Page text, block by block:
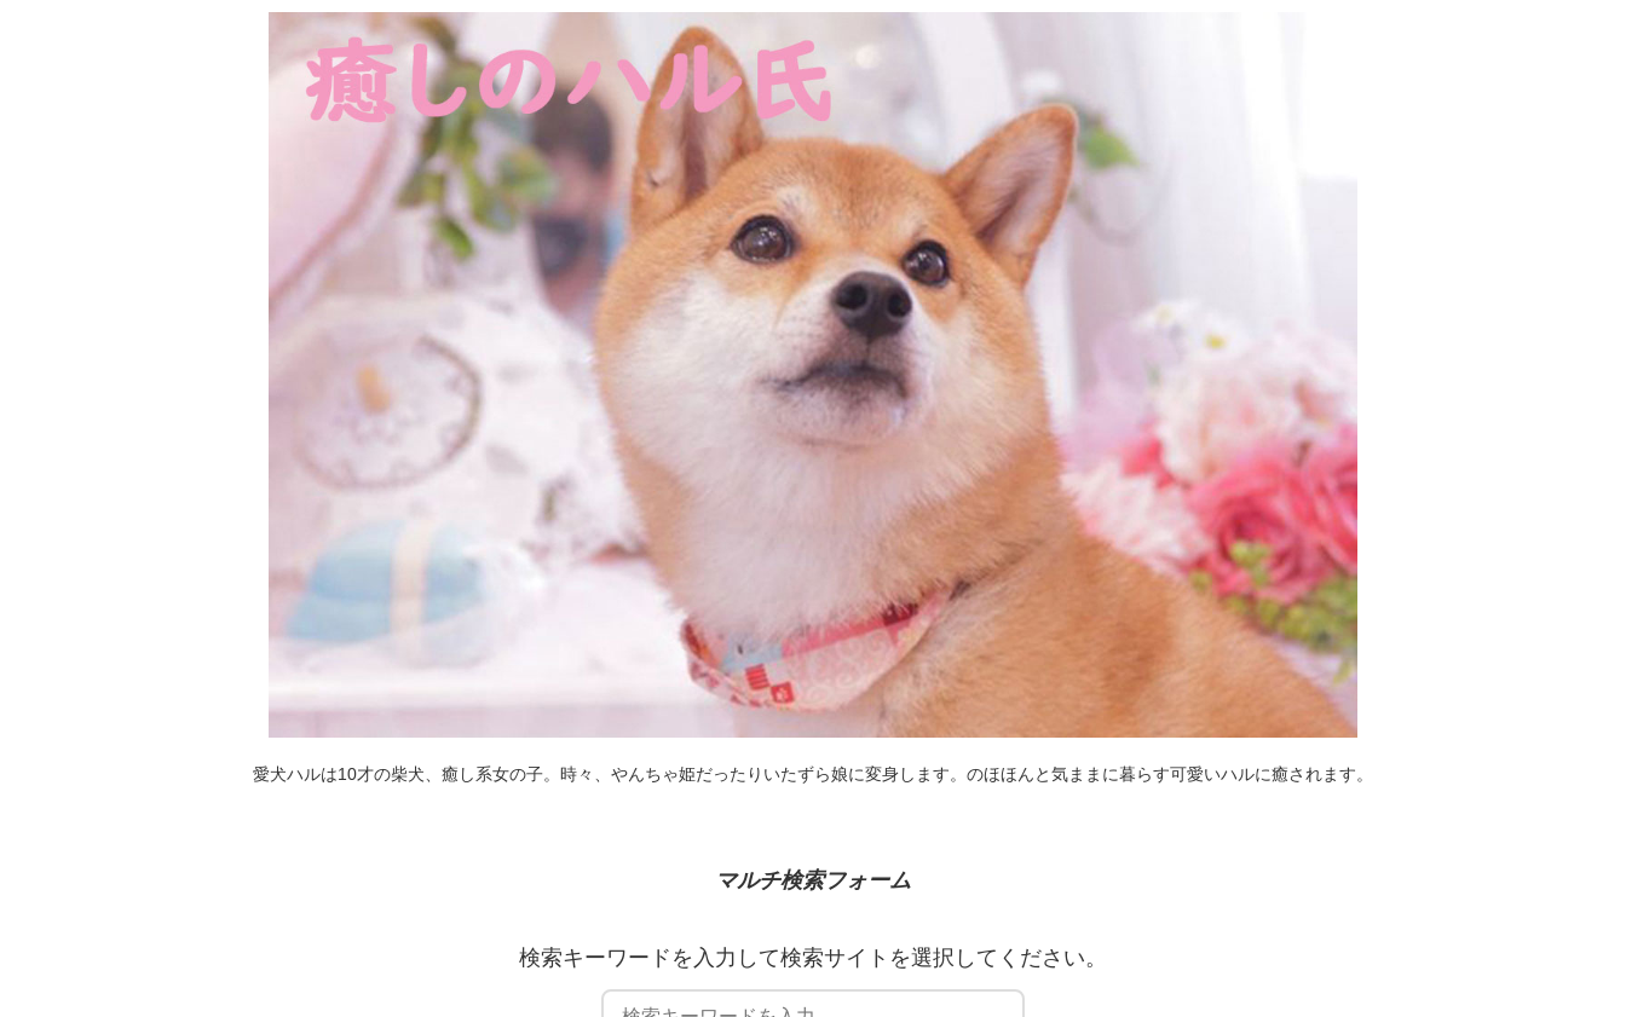
愛犬ハルは10才の柴犬、癒し系女の子。時々、やんちゃ姫だったりいたずら娘に変身します。のほほんと気ままに暮らす可愛いハルに癒されます。
マルチ検索フォーム
検索キーワードを入力して検索サイトを選択してください。